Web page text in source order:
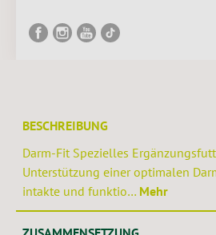
BESCHREIBUNG
Darm-Fit Spezielles
Unterstützung einer optimalen
intakte und funktio… Mehr